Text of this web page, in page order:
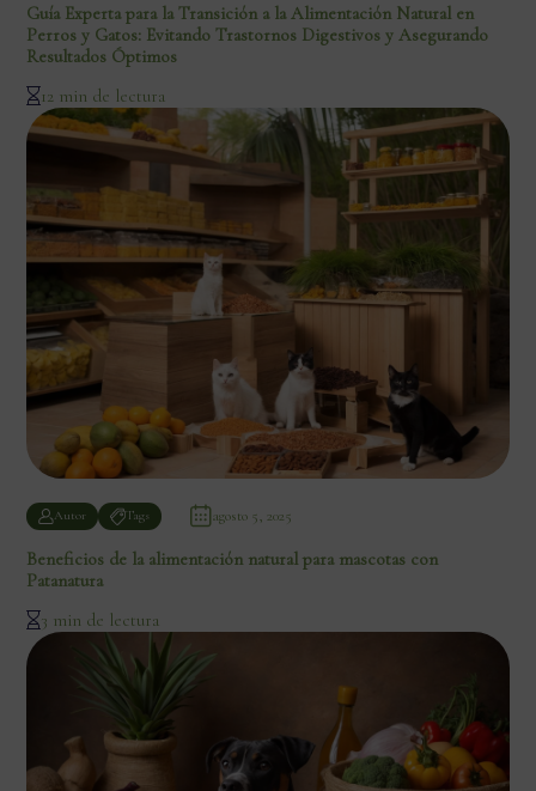
Guía Experta para la Transición a la Alimentación Natural en
Perros y Gatos: Evitando Trastornos Digestivos y Asegurando
Resultados Óptimos
12 min de lectura
Autor Tags agosto 5, 2025
Beneficios de la alimentación natural para mascotas con
Patanatura
3 min de lectura